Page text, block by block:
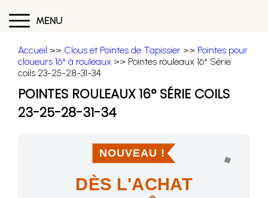
MENU
Accueil >> Clous et Pointes de Tapissier >> Pointes pour
cloueurs 16° à rouleaux >> Pointes rouleaux 16° Série
coils 23-25-28-31-34
POINTES ROULEAUX 16° SÉRIE COILS
23-25-28-31-34
NOUVEAU !
DÈS L'ACHAT